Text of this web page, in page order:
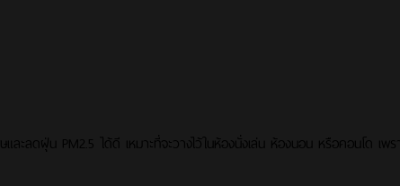
ลดฝุ่น PM2.5 ได้ดี เหมาะที่จะวางไว้ในห้องนั่งเล่น ห้องนอน หรือคอนโด เพร